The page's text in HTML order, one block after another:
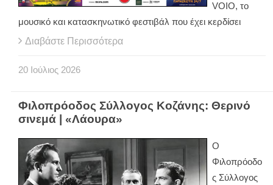
VOIO, το
μουσικό και κατασκηνωτικό φεστιβάλ που έχει κερδίσει
Διαβάστε Περισσότερα
20 Ιούλιος 2026
Φιλοπρόοδος Σύλλογος Κοζάνης: Θερινό
σινεμά | «Λάουρα»
Ο
Φιλοπρόοδο
ς Σύλλογος